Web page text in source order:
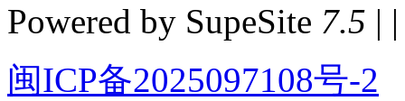
Powered by SupeSite 7.5 | |
闽ICP备2025097108号-2